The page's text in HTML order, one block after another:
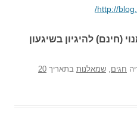
http://
(חינם) להיגיון בשיגעון
חגים שמאלנות בתאריך 20